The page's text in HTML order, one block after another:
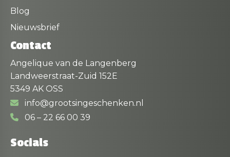
Blog
Nieuwsbrief
Contact
Angelique van de Langenberg
Landweerstraat-Zuid 152E
5349 AK OSS
info@grootsingeschenken.nl
06 – 22 66 00 39
Socials